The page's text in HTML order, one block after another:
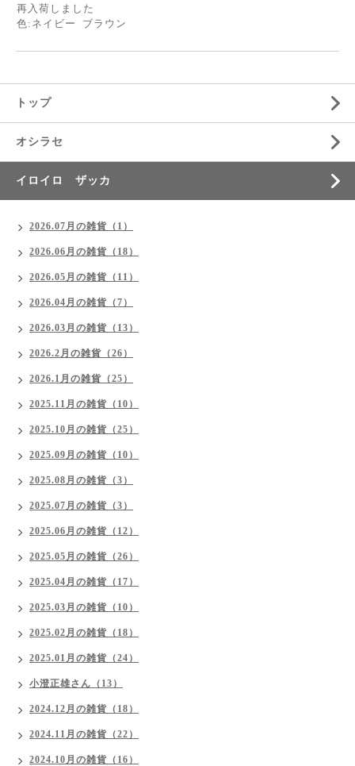
再入荷しました
色:ネイビー ブラウン
トップ
オシラセ
イロイロ ザッカ
2026.07月の雑貨（1）
2026.06月の雑貨（18）
2026.05月の雑貨（11）
2026.04月の雑貨（7）
2026.03月の雑貨（13）
2026.2月の雑貨（26）
2026.1月の雑貨（25）
2025.11月の雑貨（10）
2025.10月の雑貨（25）
2025.09月の雑貨（10）
2025.08月の雑貨（3）
2025.07月の雑貨（3）
2025.06月の雑貨（12）
2025.05月の雑貨（26）
2025.04月の雑貨（17）
2025.03月の雑貨（10）
2025.02月の雑貨（18）
2025.01月の雑貨（24）
小澄正雄さん（13）
2024.12月の雑貨（18）
2024.11月の雑貨（22）
2024.10月の雑貨（16）